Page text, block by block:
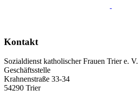
Kontakt
Sozialdienst katholischer Frauen Trier e. V.
Geschäftsstelle
Krahnenstraße 33-34
54290 Trier